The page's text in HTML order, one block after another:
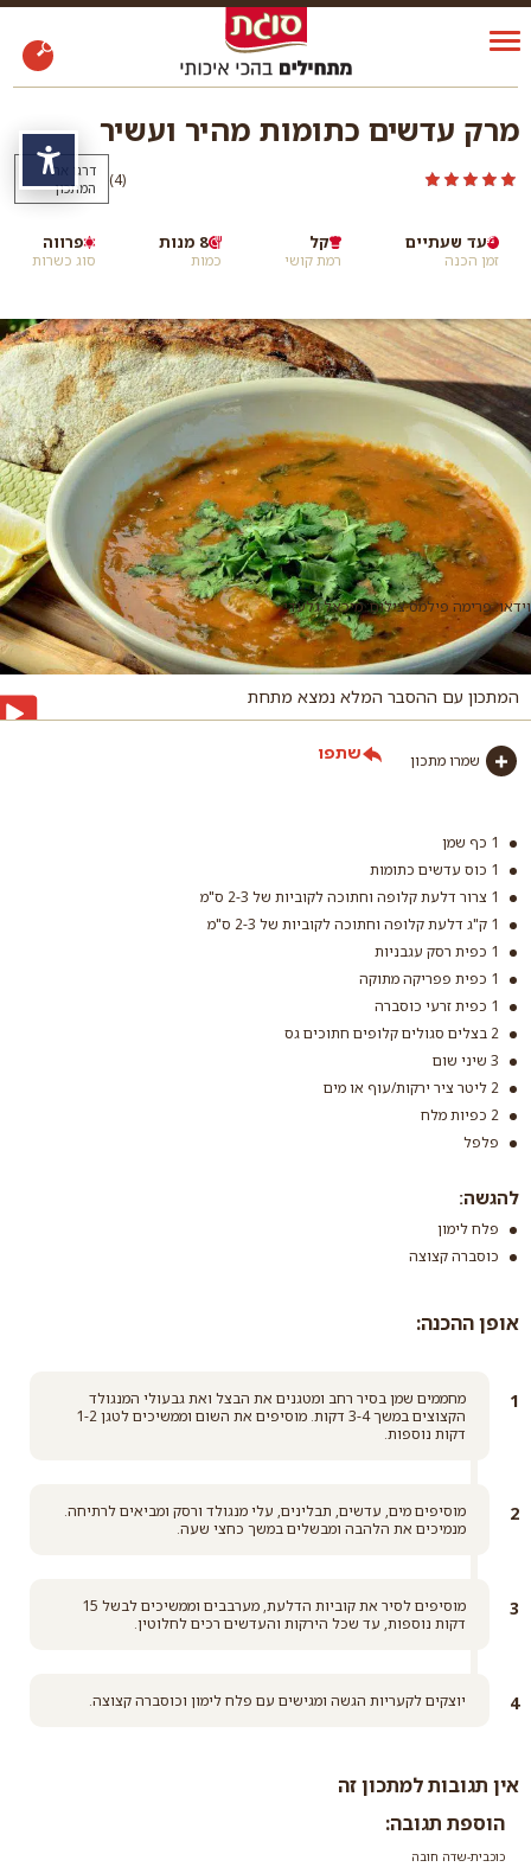
מרק עדשים כתומות מהיר ועשיר
(4
)
דרגו את
המתכון
זמן הכנה
עד שעתיים
רמת קושי
קל
כמות
8 מנות
סוג כשרות
פרווה
וידאו: פרימה פילמס צילום: מיכאל גלעדי
המתכון עם ההסבר המלא נמצא מתחת
שמרו מתכון שתפו
1 כף שמן
1 כוס עדשים כתומות
1 צרור דלעת קלופה וחתוכה לקוביות של 2-3 ס"מ
1 ק"ג דלעת קלופה וחתוכה לקוביות של 2-3 ס"מ
1 כפית רסק עגבניות
1 כפית פפריקה מתוקה
1 כפית זרעי כוסברה
2 בצלים סגולים קלופים חתוכים גס
3 שיני שום
2 ליטר ציר ירקות/עוף או מים
2 כפיות מלח
פלפל
להגשה:
פלח לימון
כוסברה קצוצה
אופן ההכנה:
מחממים שמן בסיר רחב ומטגנים את הבצל ואת גבעולי המנגולד
הקצוצים במשך 3-4 דקות. מוסיפים את השום וממשיכים לטגן 1-2
דקות נוספות.
מוסיפים מים, עדשים, תבלינים, עלי מנגולד ורסק ומביאים לרתיחה.
מנמיכים את הלהבה ומבשלים במשך כחצי שעה.
מוסיפים לסיר את קוביות הדלעת, מערבבים וממשיכים לבשל 15
דקות נוספות, עד שכל הירקות והעדשים רכים לחלוטין.
יוצקים לקעריות הגשה ומגישים עם פלח לימון וכוסברה קצוצה.
אין תגובות למתכון זה
הוספת תגובה:
כוכבית-שדה חובה